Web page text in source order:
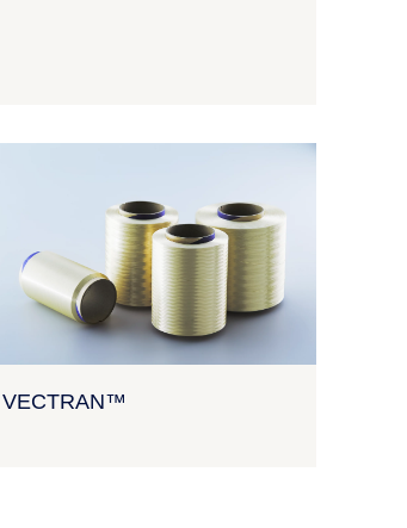
VECTRAN™